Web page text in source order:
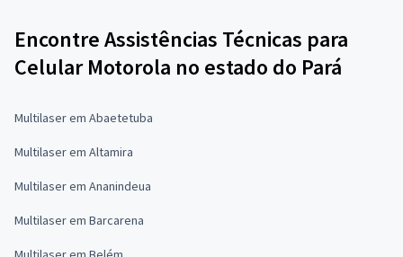
Encontre Assistências Técnicas para
Celular Motorola no estado do Pará
Multilaser em Abaetetuba
Multilaser em Altamira
Multilaser em Ananindeua
Multilaser em Barcarena